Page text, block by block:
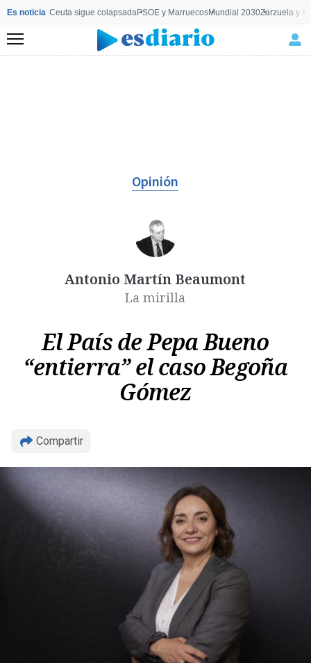
Es noticia Ceuta sigue colapsadaPSOE y MarruecosMundial 2030Zarzuela y
Menú
Opinión
Antonio Martín Beaumont
La mirilla
El País de Pepa Bueno
“entierra” el caso Begoña
Gómez
Compartir